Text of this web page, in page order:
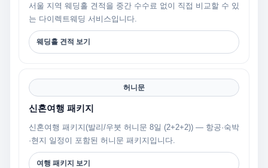
서울 지역 웨딩홀 견적을 중간 수수료 없이 직접 비교할 수 있
는 다이렉트웨딩 서비스입니다.
웨딩홀 견적 보기
허니문
신혼여행 패키지
신혼여행 패키지(발리/우붓 허니문 8일 (2+2+2)) — 항공·숙박
·현지 일정이 포함된 허니문 패키지입니다.
여행 패키지 보기